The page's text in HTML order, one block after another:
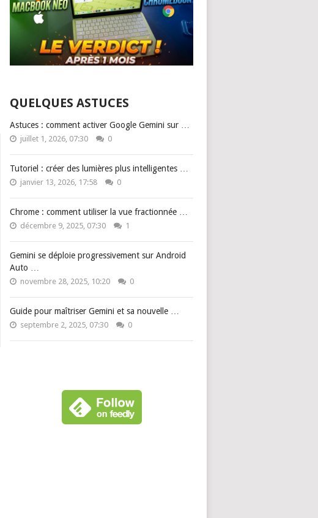
QUELQUES ASTUCES
Astuces : comment activer Google Gemini sur …
juillet 1, 2026, 07:30 0
Tutoriel : créer des lumières plus intelligentes …
janvier 13, 2026, 17:58 0
Chrome : comment utiliser la vue fractionnée …
décembre 9, 2025, 07:30 1
Gemini se déploie progressivement sur Android
Auto …
novembre 28, 2025, 10:20 0
Guide pour maîtriser Gemini et sa nouvelle …
septembre 2, 2025, 07:30 0